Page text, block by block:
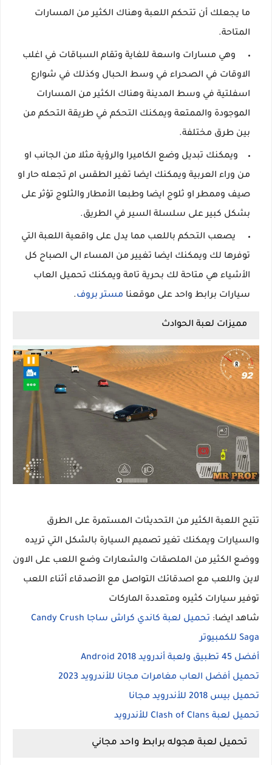
ما يجعلك أن تتحكم اللعبة وهناك الكثير من المسارات
المتاحة.
وهي مسارات واسعة للغاية وتقام السباقات في اغلب
الاوقات في الصحراء في وسط الحبال وكذلك في شوارع
اسفلتية في وسط المدينة وهناك الكثير من المسارات
الموجودة والممتعة ويمكنك التحكم في طريقة التحكم من
بين طرق مختلفة.
ويمكنك تبديل وضع الكاميرا والرؤية مثلا من الجانب او
من وراء العربية ويمكنك ايضا تغير الطقس ام تجعله حار او
صيف وممطر او ثلوج ايضا وطبعا الأمطار والثلوج تؤثر على
بشكل كبير على سلسلة السير في الطريق.
يصعب التحكم باللعب مما يدل على واقعية اللعبة التي
توفرها لك ويمكنك ايضا تغيير من المساء الى الصباح كل
الأشياء هي متاحة لك بحرية تامة ويمكنك تحميل العاب
سيارات برابط واحد على موقعنا مستر بروف.
مميزات لعبة الحوادث
تتيح اللعبة الكثير من التحديثات المستمرة على الطرق
والسيارات ويمكنك تغير تصميم السيارة بالشكل التي تريده
ووضع الكثير من الملصقات والشعارات وضع اللعب على الاون
لاين واللعب مع اصدقائك التواصل مع الأصدقاء أثناء اللعب
توفير سيارات كثيره ومتعددة الماركات
شاهد ايضا:
تحميل لعبة كاندي كراش ساجا Candy Crush
Saga للكمبيوتر
أفضل 45 تطبيق ولعبة أندرويد Android 2018
تحميل أفضل العاب مغامرات مجانا للأندرويد 2023
تحميل بيس 2018 للأندرويد مجانا
تحميل لعبة Clash of Clans للأندرويد
تحميل لعبة هجوله برابط واحد مجاني